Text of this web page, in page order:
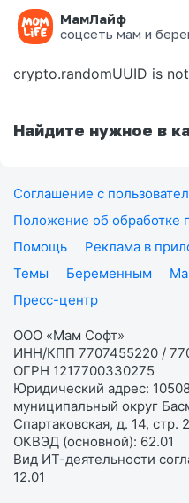
МамЛайф
соцсеть мам и
Ошибка на
crypto.randomUUID is
Найдите нужное в
Соглашение с
Положение об обработке
Помощь
Реклама в
Темы
Беременным
Пресс-центр
ООО «Мам Софт»
ИНН/КПП 7707455220 /
ОГРН 1217700330275
Юридический адрес:
муниципальный округ
Спартаковская, д. 14,
ОКВЭД (основной): 62.01
Вид ИТ-деятельности
12.01